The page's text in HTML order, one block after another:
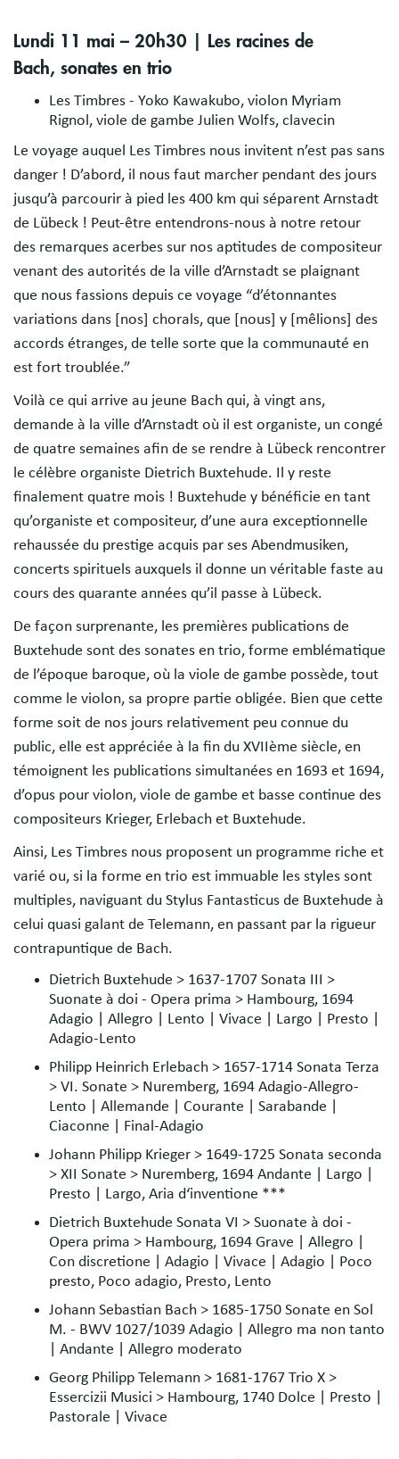
Lundi 11 mai – 20h30 | Les racines de
Bach, sonates en trio
Les Timbres - Yoko Kawakubo, violon Myriam
Rignol, viole de gambe Julien Wolfs, clavecin
Le voyage auquel Les Timbres nous invitent n’est pas sans
danger ! D’abord, il nous faut marcher pendant des jours
jusqu’à parcourir à pied les 400 km qui séparent Arnstadt
de Lübeck ! Peut-être entendrons-nous à notre retour
des remarques acerbes sur nos aptitudes de compositeur
venant des autorités de la ville d’Arnstadt se plaignant
que nous fassions depuis ce voyage “d’étonnantes
variations dans [nos] chorals, que [nous] y [mêlions] des
accords étranges, de telle sorte que la communauté en
est fort troublée.”
Voilà ce qui arrive au jeune Bach qui, à vingt ans,
demande à la ville d’Arnstadt où il est organiste, un congé
de quatre semaines afin de se rendre à Lübeck rencontrer
le célèbre organiste Dietrich Buxtehude. Il y reste
finalement quatre mois ! Buxtehude y bénéficie en tant
qu’organiste et compositeur, d’une aura exceptionnelle
rehaussée du prestige acquis par ses Abendmusiken,
concerts spirituels auxquels il donne un véritable faste au
cours des quarante années qu’il passe à Lübeck.
De façon surprenante, les premières publications de
Buxtehude sont des sonates en trio, forme emblématique
de l’époque baroque, où la viole de gambe possède, tout
comme le violon, sa propre partie obligée. Bien que cette
forme soit de nos jours relativement peu connue du
public, elle est appréciée à la fin du XVIIème siècle, en
témoignent les publications simultanées en 1693 et 1694,
d’opus pour violon, viole de gambe et basse continue des
compositeurs Krieger, Erlebach et Buxtehude.
Ainsi, Les Timbres nous proposent un programme riche et
varié ou, si la forme en trio est immuable les styles sont
multiples, naviguant du Stylus Fantasticus de Buxtehude à
celui quasi galant de Telemann, en passant par la rigueur
contrapuntique de Bach.
Dietrich Buxtehude > 1637-1707 Sonata III >
Suonate à doi - Opera prima > Hambourg, 1694
Adagio | Allegro | Lento | Vivace | Largo | Presto |
Adagio-Lento
Philipp Heinrich Erlebach > 1657-1714 Sonata Terza
> VI. Sonate > Nuremberg, 1694 Adagio-Allegro-
Lento | Allemande | Courante | Sarabande |
Ciaconne | Final-Adagio
Johann Philipp Krieger > 1649-1725 Sonata seconda
> XII Sonate > Nuremberg, 1694 Andante | Largo |
Presto | Largo, Aria d‘inventione ***
Dietrich Buxtehude Sonata VI > Suonate à doi -
Opera prima > Hambourg, 1694 Grave | Allegro |
Con discretione | Adagio | Vivace | Adagio | Poco
presto, Poco adagio, Presto, Lento
Johann Sebastian Bach > 1685-1750 Sonate en Sol
M. - BWV 1027/1039 Adagio | Allegro ma non tanto
| Andante | Allegro moderato
Georg Philipp Telemann > 1681-1767 Trio X >
Essercizii Musici > Hambourg, 1740 Dolce | Presto |
Pastorale | Vivace